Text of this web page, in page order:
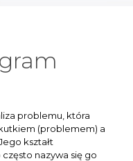
problemu, która
(problemem) a
kształt
nazywa się go